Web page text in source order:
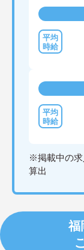
※掲載中の求
算出
福